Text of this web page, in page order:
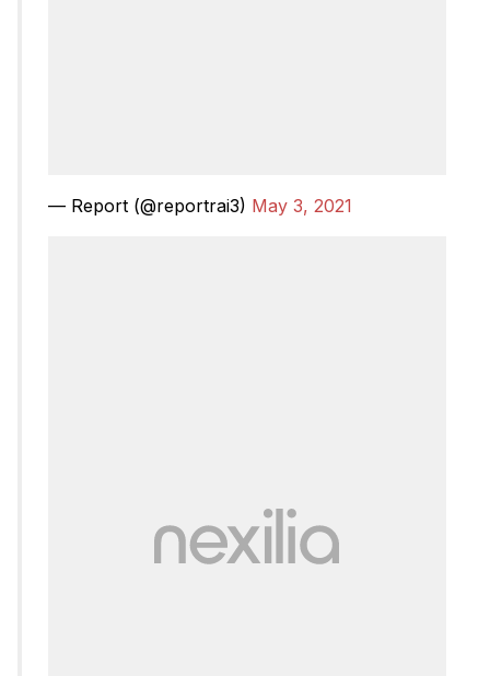
— Report (@reportrai3) May 3, 2021